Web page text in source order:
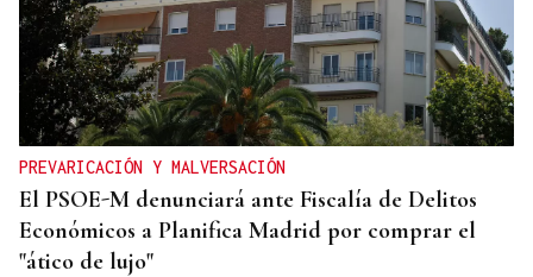
PREVARICACIÓN Y MALVERSACIÓN
El PSOE-M denunciará ante Fiscalía de Delitos
Económicos a Planifica Madrid por comprar el
"ático de lujo"